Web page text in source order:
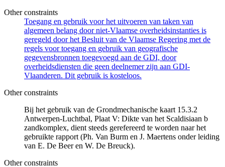
Other constraints
Toegang en gebruik voor het uitvoeren van taken van
algemeen belang door niet-Vlaamse overheidsinstanties is
geregeld door het Besluit van de Vlaamse Regering met de
regels voor toegang en gebruik van geografische
gegevensbronnen toegevoegd aan de GDI, door
overheidsdiensten die geen deelnemer zijn aan GDI-
Vlaanderen. Dit gebruik is kosteloos.
Other constraints
Bij het gebruik van de Grondmechanische kaart 15.3.2
Antwerpen-Luchtbal, Plaat V: Dikte van het Scaldisiaan b
zandkomplex, dient steeds gerefereerd te worden naar het
gebruikte rapport (Ph. Van Burm en J. Maertens onder leiding
van E. De Beer en W. De Breuck).
Other constraints